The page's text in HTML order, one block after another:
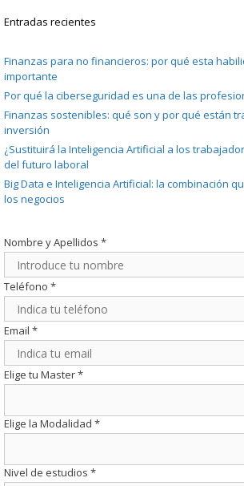
Entradas recientes
Finanzas para no financieros: por qué esta
importante
Por qué la ciberseguridad es una de las
Finanzas sostenibles: qué son y por qué están
inversión
¿Sustituirá la Inteligencia Artificial a los
del futuro laboral
Big Data e Inteligencia Artificial: la combinación
los negocios
Nombre y Apellidos *
Teléfono *
Email *
Elige tu Master*
Elige la Modalidad *
Nivel de estudios *